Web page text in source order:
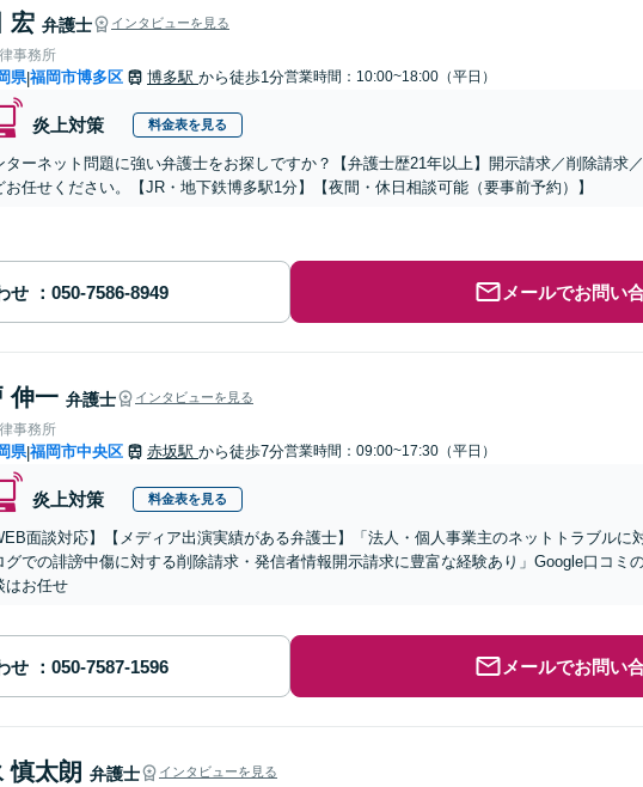
宏 弁護士 インタビューを見る
事務所
県|福岡市博多区 博多駅 から徒歩1分営業時間：10:00~18:00（平日）
炎上対策 料金表を見る
ターネット問題に強い弁護士をお探しですか？【弁護士歴21年以上】開示請求／削除請求
お任せください。【JR・地下鉄博多駅1分】【夜間・休日相談可能（要事前予約）】
せ メールでお問い
伸一 弁護士 インタビューを見る
事務所
県|福岡市中央区 赤坂駅 から徒歩7分営業時間：09:00~17:30（平日）
炎上対策 料金表を見る
面談対応】【メディア出演実績がある弁護士】「法人・個人事業主のネットトラブルに
グでの誹謗中傷に対する削除請求・発信者情報開示請求に豊富な経験あり」Google口コミ
はお任せ
せ メールでお問い
慎太朗 弁護士 インタビューを見る